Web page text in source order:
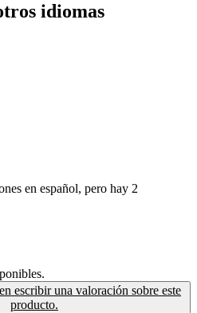
idiomas
en español, pero hay 2
escribir una valoración sobre este
producto.